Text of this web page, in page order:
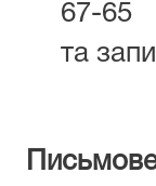
67-65
та